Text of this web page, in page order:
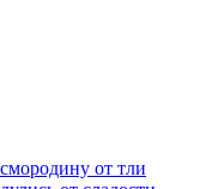
от тли